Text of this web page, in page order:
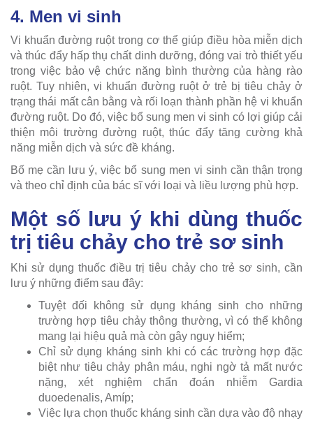
4. Men vi sinh
Vi khuẩn đường ruột trong cơ thể giúp điều hòa miễn dịch
và thúc đẩy hấp thụ chất dinh dưỡng, đóng vai trò thiết yếu
trong việc bảo vệ chức năng bình thường của hàng rào
ruột. Tuy nhiên, vi khuẩn đường ruột ở trẻ bị tiêu chảy ở
trạng thái mất cân bằng và rối loạn thành phần hệ vi khuẩn
đường ruột. Do đó, việc bổ sung men vi sinh có lợi giúp cải
thiện môi trường đường ruột, thúc đẩy tăng cường khả
năng miễn dịch và sức đề kháng.
Bố mẹ cần lưu ý, việc bổ sung men vi sinh cần thận trọng
và theo chỉ định của bác sĩ với loại và liều lượng phù hợp.
Một số lưu ý khi dùng thuốc
trị tiêu chảy cho trẻ sơ sinh
Khi sử dụng thuốc điều trị tiêu chảy cho trẻ sơ sinh, cần
lưu ý những điểm sau đây:
Tuyệt đối không sử dụng kháng sinh cho những
trường hợp tiêu chảy thông thường, vì có thể không
mang lại hiệu quả mà còn gây nguy hiểm;
Chỉ sử dụng kháng sinh khi có các trường hợp đặc
biệt như tiêu chảy phân máu, nghi ngờ tả mất nước
nặng, xét nghiệm chẩn đoán nhiễm Gardia
duoedenalis, Amíp;
Việc lựa chọn thuốc kháng sinh cần dựa vào độ nhạy